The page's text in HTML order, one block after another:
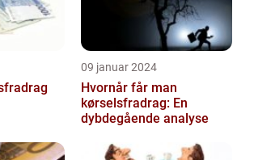
09 januar 2024
Hvornår får man
kørselsfradrag: En
dybdegående analyse